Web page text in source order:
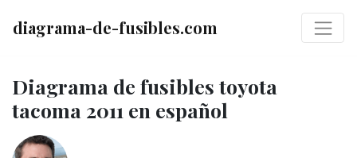
diagrama-de-fusibles.com
Diagrama de fusibles toyota
tacoma 2011 en español